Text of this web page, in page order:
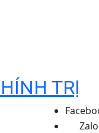
TRỊ
Zalo